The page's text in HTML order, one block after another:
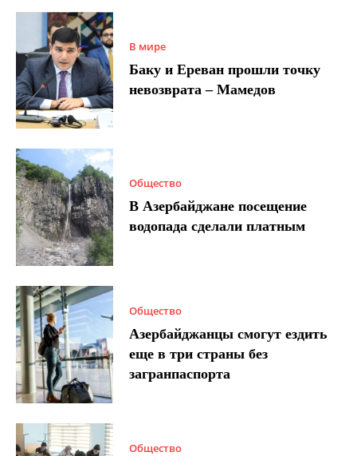
В мире
Баку и Ереван прошли точку
невозврата – Мамедов
Общество
В Азербайджане посещение
водопада сделали платным
Общество
Азербайджанцы смогут ездить
еще в три страны без
загранпаспорта
Общество